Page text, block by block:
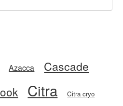
Azacca Cascade
Citra Citra cryo